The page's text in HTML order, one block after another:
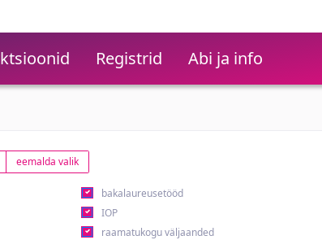
Registrid Abi ja info
eemalda valik
bakalaureusetööd
IOP
raamatukogu väljaanded